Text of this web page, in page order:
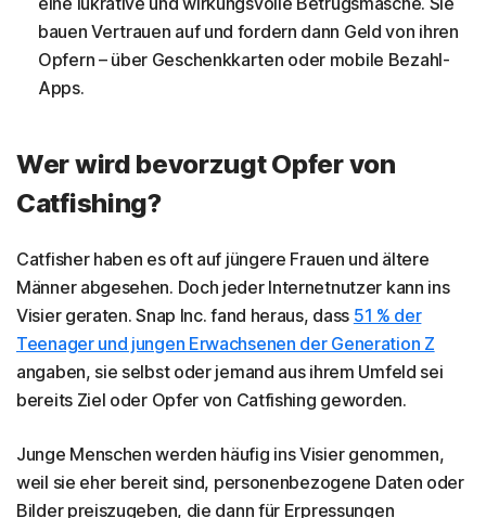
bauen Vertrauen auf und fordern dann Geld von ihren
Opfern – über Geschenkkarten oder mobile Bezahl-
Apps.
Wer wird bevorzugt Opfer von
Catfishing?
Catfisher haben es oft auf jüngere Frauen und ältere
Männer abgesehen. Doch jeder Internetnutzer kann ins
Visier geraten. Snap Inc. fand heraus, dass 51 % der
Teenager und jungen Erwachsenen der Generation Z
angaben, sie selbst oder jemand aus ihrem Umfeld sei
bereits Ziel oder Opfer von Catfishing geworden.
Junge Menschen werden häufig ins Visier genommen,
weil sie eher bereit sind, personenbezogene Daten oder
Bilder preiszugeben, die dann für Erpressungen